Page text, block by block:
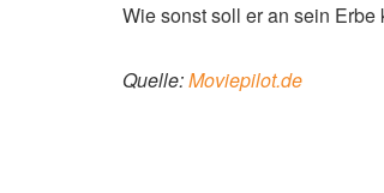
Wie sonst soll er an sein Erbe
Quelle:Moviepilot.de